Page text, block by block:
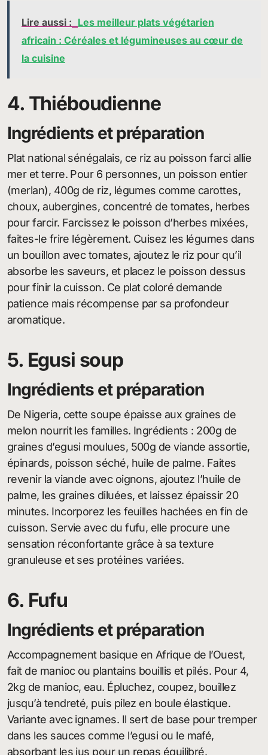
Lire aussi : Les meilleur plats végétarien
africain : Céréales et légumineuses au cœur de
la cuisine
4. Thiéboudienne
Ingrédients et préparation
Plat national sénégalais, ce riz au poisson farci allie
mer et terre. Pour 6 personnes, un poisson entier
(merlan), 400g de riz, légumes comme carottes,
choux, aubergines, concentré de tomates, herbes
pour farcir. Farcissez le poisson d’herbes mixées,
faites-le frire légèrement. Cuisez les légumes dans
un bouillon avec tomates, ajoutez le riz pour qu’il
absorbe les saveurs, et placez le poisson dessus
pour finir la cuisson. Ce plat coloré demande
patience mais récompense par sa profondeur
aromatique.
5. Egusi soup
Ingrédients et préparation
De Nigeria, cette soupe épaisse aux graines de
melon nourrit les familles. Ingrédients : 200g de
graines d’egusi moulues, 500g de viande assortie,
épinards, poisson séché, huile de palme. Faites
revenir la viande avec oignons, ajoutez l’huile de
palme, les graines diluées, et laissez épaissir 20
minutes. Incorporez les feuilles hachées en fin de
cuisson. Servie avec du fufu, elle procure une
sensation réconfortante grâce à sa texture
granuleuse et ses protéines variées.
6. Fufu
Ingrédients et préparation
Accompagnement basique en Afrique de l’Ouest,
fait de manioc ou plantains bouillis et pilés. Pour 4,
2kg de manioc, eau. Épluchez, coupez, bouillez
jusqu’à tendreté, puis pilez en boule élastique.
Variante avec ignames. Il sert de base pour tremper
dans les sauces comme l’egusi ou le mafé,
absorbant les jus pour un repas équilibré.